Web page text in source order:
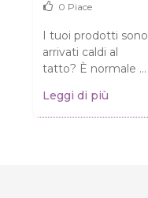
0 Piace
I tuoi prodotti sono
arrivati caldi al
tatto? È normale e
siano rovinati!
Scopri cosa fare.
Leggi di più